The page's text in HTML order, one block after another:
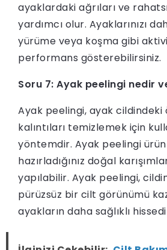
ayaklardaki ağrıları ve
yardımcı olur. Ayaklarınızı
yürüme veya koşma gibi
performans gösterebilirsiniz.
Soru 7: Ayak peelingi nedir
Ayak peelingi, ayak cildindeki
kalıntıları temizlemek için
yöntemdir. Ayak peelingi
hazırladığınız doğal
yapılabilir. Ayak peelingi,
pürüzsüz bir cilt görünümü
ayakların daha sağlıklı